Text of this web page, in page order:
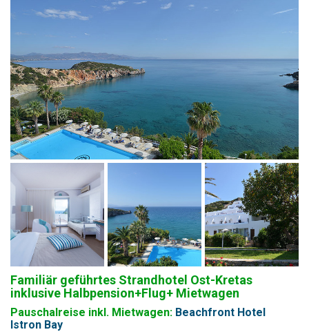
Familiär geführtes Strandhotel Ost-Kretas
inklusive Halbpension+Flug+ Mietwagen
Pauschalreise inkl. Mietwagen: Beachfront Hotel
Istron Bay